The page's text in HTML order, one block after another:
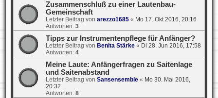
Zusammenschluß zu einer Lautenbau-
Gemeinschaft
Letzter Beitrag von arezzo1685« Mo 17. Okt 2016, 20:16
Antworten: 3
Tipps zur Instrumentenpflege für Anfänger?
Letzter Beitrag von Benita Stärke« Di 28. Jun 2016, 17:58
Antworten: 4
Meine Laute: Anfängerfragen zu Saitenlage
und Saitenabstand
Letzter Beitrag von Sansensemble« Mo 30. Mai 2016,
20:32
Antworten: 8